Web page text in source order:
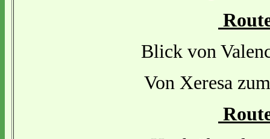
Blick von
Von Xeresa